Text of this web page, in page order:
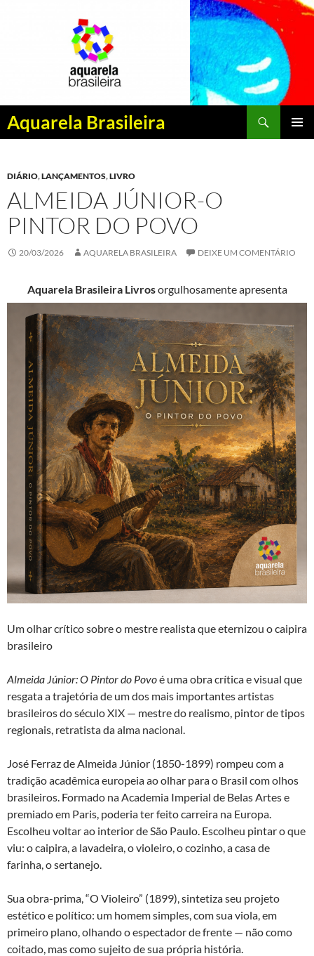
Aquarela Brasileira
Pesquisar
PULAR
CONTEÚDO
DIÁRIO,LANÇAMENTOS,LIVRO
ALMEIDA JÚNIOR-O
PINTOR DO POVO
20/03/2026 AQUARELA BRASILEIRA DEIXE UM COMENTÁRIO
Aquarela Brasileira Livrosorgulhosamente apresenta
Um olhar crítico sobre o mestre realista que eternizou o caipira
brasileiro
Almeida Júnior: O Pintor do Povoé uma obra crítica e visual que
resgata a trajetória de um dos mais importantes artistas
brasileiros do século XIX — mestre do realismo, pintor de tipos
regionais, retratista da alma nacional.
José Ferraz de Almeida Júnior (1850-1899) rompeu com a
tradição acadêmica europeia ao olhar para o Brasil com olhos
brasileiros. Formado na Academia Imperial de Belas Artes e
premiado em Paris, poderia ter feito carreira na Europa.
Escolheu voltar ao interior de São Paulo. Escolheu pintar o que
viu: o caipira, a lavadeira, o violeiro, o cozinho, a casa de
farinha, o sertanejo.
Sua obra-prima, “O Violeiro” (1899), sintetiza seu projeto
estético e político: um homem simples, com sua viola, em
primeiro plano, olhando o espectador de frente — não como
coitado, mas como sujeito de sua própria história.